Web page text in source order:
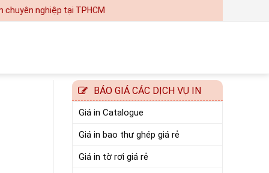
tại TPHCM
BÁO GIÁ CÁC DỊCH VỤ IN
Giá in Catalogue
Giá in bao thư ghép giá rẻ
Giá in tờ rơi giá rẻ